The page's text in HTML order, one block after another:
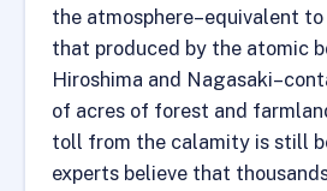
the atmosphere–equivalent
that produced by the atomic
Hiroshima and
of acres of forest and
toll from the calamity is still
experts believe that